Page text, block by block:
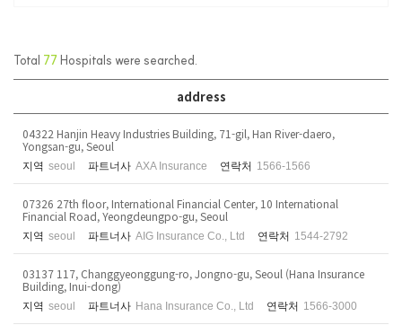
Total 77 Hospitals were searched.
address
04322 Hanjin Heavy Industries Building, 71-gil, Han River-daero,
Yongsan-gu, Seoul
지역 seoul 파트너사 AXA Insurance 연락처 1566-1566
07326 27th floor, International Financial Center, 10 International
Financial Road, Yeongdeungpo-gu, Seoul
지역 seoul 파트너사 AIG Insurance Co., Ltd 연락처 1544-2792
03137 117, Changgyeonggung-ro, Jongno-gu, Seoul (Hana Insurance
Building, Inui-dong)
지역 seoul 파트너사 Hana Insurance Co., Ltd 연락처 1566-3000